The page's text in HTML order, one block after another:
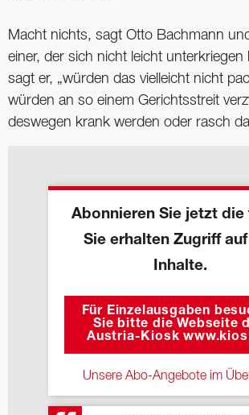
Macht nichts, sagt Otto Bachmann
einer, der sich nicht leicht unterkriegen
sagt er, „würden das vielleicht nicht
würden an so einem Gerichtsstreit
deswegen krank werden oder rasch
Abonnieren Sie jetzt die
Sie erhalten Zugriff
Inhalte.
Für Einzelausgaben
Sie bitte die Webseite
Austria-Kiosk
Unsere Abo-Angebote im